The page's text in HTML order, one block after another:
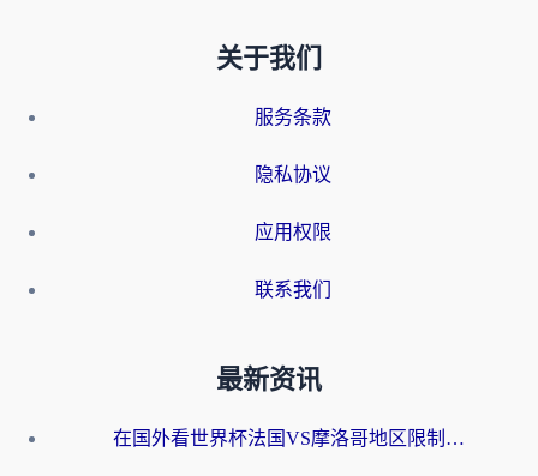
关于我们
服务条款
隐私协议
应用权限
联系我们
最新资讯
在国外看世界杯法国VS摩洛哥地区限制？这篇指南让你流畅看中文解说无压力